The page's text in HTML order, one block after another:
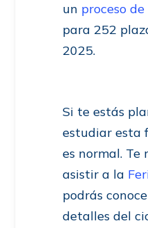
un proceso
para 252
2025.
Si te estás
estudiar esta
es normal. Te
asistir a la
podrás
detalles del